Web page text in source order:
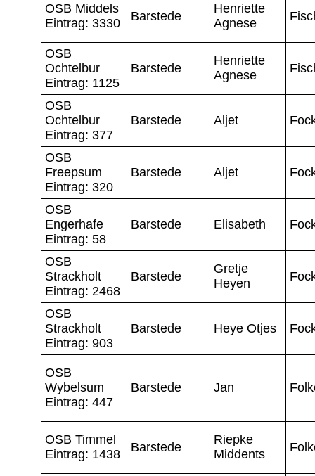
OSB Middels
Eintrag: 3330
Barstede
Henriette
Agnese
OSB
Ochtelbur
Eintrag: 1125
Barstede
Henriette
Agnese
OSB
Ochtelbur
Eintrag: 377
Barstede Aljet
OSB
Freepsum
Eintrag: 320
Barstede Aljet
OSB
Engerhafe
Eintrag: 58
Barstede Elisabeth
OSB
Strackholt
Eintrag: 2468
Barstede
Gretje
Heyen
OSB
Strackholt
Eintrag: 903
Barstede Heye Otjes
OSB
Wybelsum
Eintrag: 447
Barstede Jan
OSB Timmel
Eintrag: 1438
Barstede
Riepke
Middents